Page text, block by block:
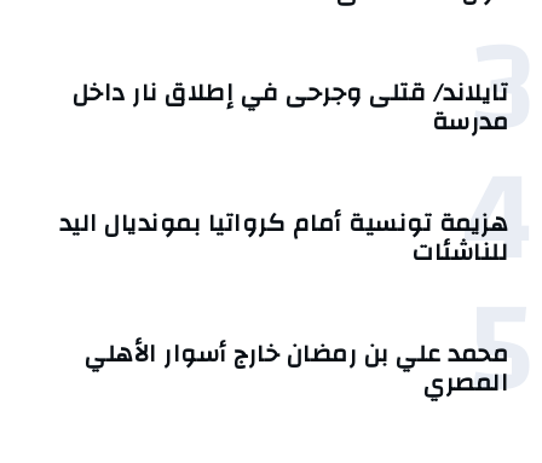
3
تايلاند/ قتلى وجرحى في إطلاق نار داخل
مدرسة
4
هزيمة تونسية أمام كرواتيا بمونديال اليد
للناشئات
5
محمد علي بن رمضان خارج أسوار الأهلي
المصري